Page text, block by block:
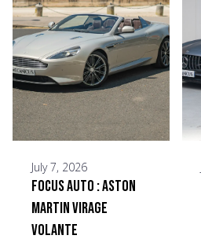
July 7, 2026
Focus Auto : Aston
Martin Virage
Volante